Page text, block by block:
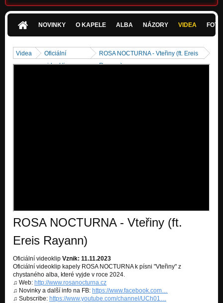
Medúza (ukázka)
Zapomenuté příběhy
Zapomenuté příběhy
V tmách
V tmách
NOVINKY O KAPELE ALBA NÁZORY VIDEA
Videa
Oficiální
videoklipy
ROSA NOCTURNA - Vteřiny (ft. Ereis
Rayann)
ROSA NOCTURNA - Vteřiny (ft.
Ereis Rayann)
Oficiální videoklip Vznik: 11.11.2023
Oficiální videoklip kapely ROSA NOCTURNA k písni "Vteřiny" z
chystaného alba, které vyjde v roce 2024.
♫ Web: http://www.rosanocturna.cz
♫ Novinky a další info na FB: https://www.facebook.com…
♫ Subscribe: https://www.youtube.com/channel/UCh01…